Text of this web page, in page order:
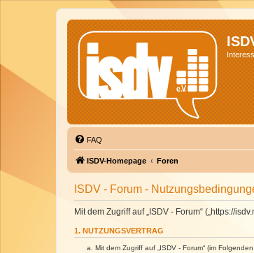
FAQ
ISDV-Homepage Foren
ISDV - Forum -
Mit dem Zugriff auf „ISDV - Forum“ („https://
1. NUTZUNGSVERTRAG
Mit dem Zugriff auf „ISDV - Forum“ (im